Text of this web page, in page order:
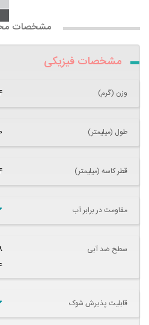
مشخصات
مشخصات فیزیکی
وزن (گرم)
طول (میلیمتر)
قطر کاسه (میلیمتر)
مقاومت در برابر آب
سطح ضد آبی
قابلیت پذیرش شوک